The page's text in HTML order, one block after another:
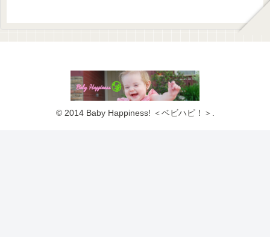
© 2014 Baby Happiness! ＜ベビハピ！＞.